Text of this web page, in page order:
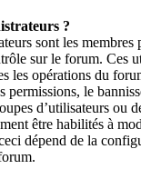
?
sont les membres
sur le forum. Ces
les opérations du
permissions, le
d’utilisateurs ou
être habilités à
dépend de la